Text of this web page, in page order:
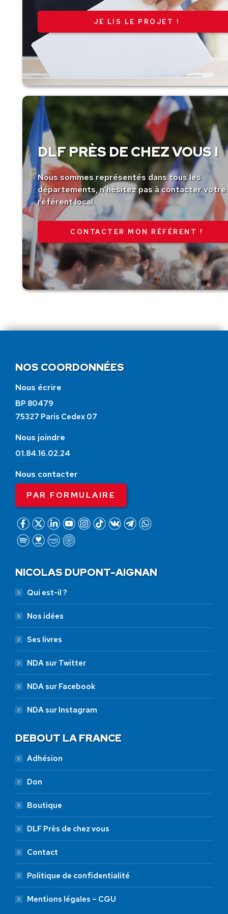
JE LIS LE PROJET !
DLF PRÈS DE CHEZ VOUS !
Nous sommes représentés dans tous les
départements, n’hésitez pas à contacter votre
référent local.
CONTACTER MON RÉFÉRENT !
NOS COORDONNÉES
Nous écrire
BP 80479
75327 Paris Cedex 07
Nous joindre
01.84.16.02.24
Nous contacter
PAR FORMULAIRE
NICOLAS DUPONT-AIGNAN
Qui est-il ?
Nos idées
Ses livres
NDA sur Twitter
NDA sur Facebook
NDA sur Instagram
DEBOUT LA FRANCE
Adhésion
Don
Boutique
DLF Près de chez vous
Contact
Politique de confidentialité
Mentions légales – CGU